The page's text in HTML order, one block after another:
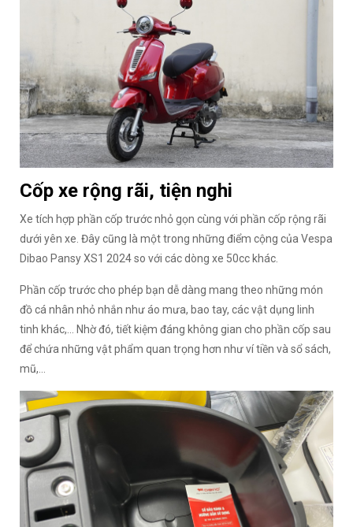
Cốp xe rộng rãi, tiện nghi
Xe tích hợp phần cốp trước nhỏ gọn cùng với phần cốp rộng rãi
dưới yên xe. Đây cũng là một trong những điểm cộng của Vespa
Dibao Pansy XS1 2024 so với các dòng xe 50cc khác.
Phần cốp trước cho phép bạn dễ dàng mang theo những món
đồ cá nhân nhỏ nhắn như áo mưa, bao tay, các vật dụng linh
tinh khác,... Nhờ đó, tiết kiệm đáng không gian cho phần cốp sau
để chứa những vật phẩm quan trọng hơn như ví tiền và sổ sách,
mũ,...